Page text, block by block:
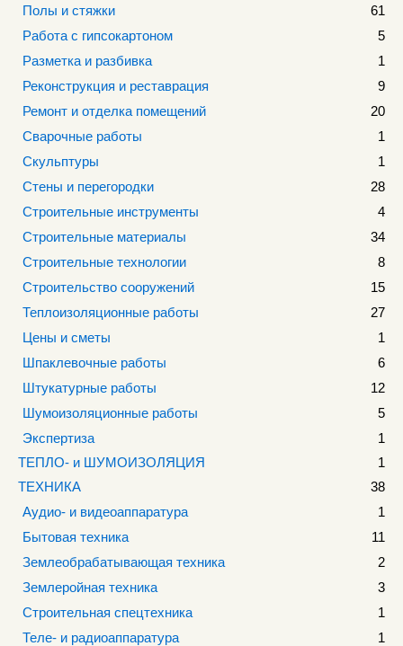
Полы и стяжки
61
Работа с гипсокартоном
5
Разметка и разбивка
1
Реконструкция и реставрация
9
Ремонт и отделка помещений
20
Сварочные работы
1
Скульптуры
1
Стены и перегородки
28
Строительные инструменты
4
Строительные материалы
34
Строительные технологии
8
Строительство сооружений
15
Теплоизоляционные работы
27
Цены и сметы
1
Шпаклевочные работы
6
Штукатурные работы
12
Шумоизоляционные работы
5
Экспертиза
1
ТЕПЛО- и ШУМОИЗОЛЯЦИЯ
1
ТЕХНИКА
38
Аудио- и видеоаппаратура
1
Бытовая техника
11
Землеобрабатывающая техника
2
Землеройная техника
3
Строительная спецтехника
1
Теле- и радиоаппаратура
1